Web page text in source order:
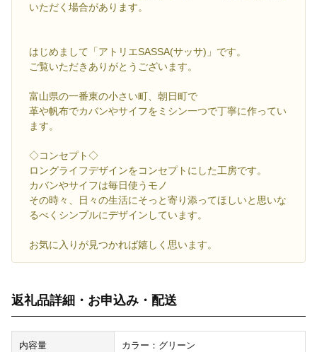
いただく場合があります。
はじめまして「アトリエSASSA(サッサ)」です。
ご覧いただきありがとうございます。
富山県の一番東の小さい町、朝日町で
革や帆布でカバンやサイフをミシン一つで丁寧に作ってい
ます。
◇コンセプト◇
ロングライフデザインをコンセプトにした工房です。
カバンやサイフは毎日使うモノ
その時々、日々の生活にそっと寄り添ってほしいと思いな
るべくシンプルにデザインしています。
お気に入りが見つかれば嬉しく思います。
返礼品詳細・お申込み・配送
内容量
カラー：グリーン